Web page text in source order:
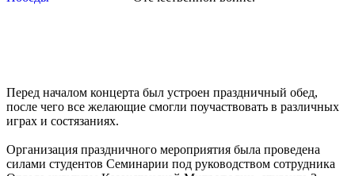
Перед началом концерта был устроен праздничный обед,
после чего все желающие смогли поучаствовать в различных
играх и состязаниях.
Организация праздничного мероприятия была проведена
силами студентов Семинарии под руководством сотрудника